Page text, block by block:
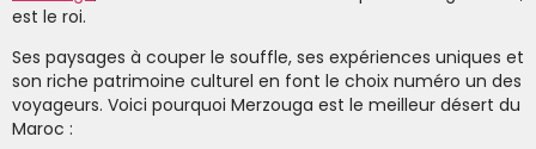
est le roi.
Ses paysages à couper le souffle, ses expériences uniques et
son riche patrimoine culturel en font le choix numéro un des
voyageurs. Voici pourquoi Merzouga est le meilleur désert du
Maroc :